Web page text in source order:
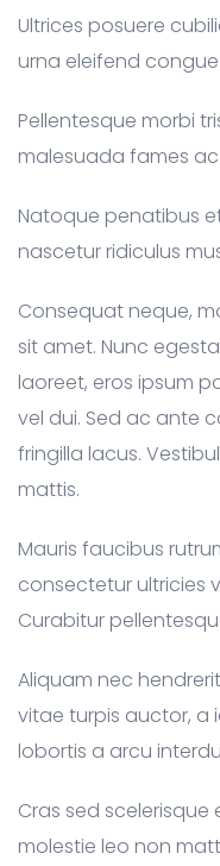
Ultrices posuere
urna eleifend
Pellentesque morbi
malesuada fames
Natoque penatibus
nascetur ridiculus
Consequat neque,
sit amet. Nunc
laoreet, eros ipsum
vel dui. Sed ac ante
fringilla lacus.
mattis.
Mauris faucibus
consectetur ultricies
Curabitur
Aliquam nec
vitae turpis auctor, a
lobortis a arcu
Cras sed scelerisque
molestie leo non